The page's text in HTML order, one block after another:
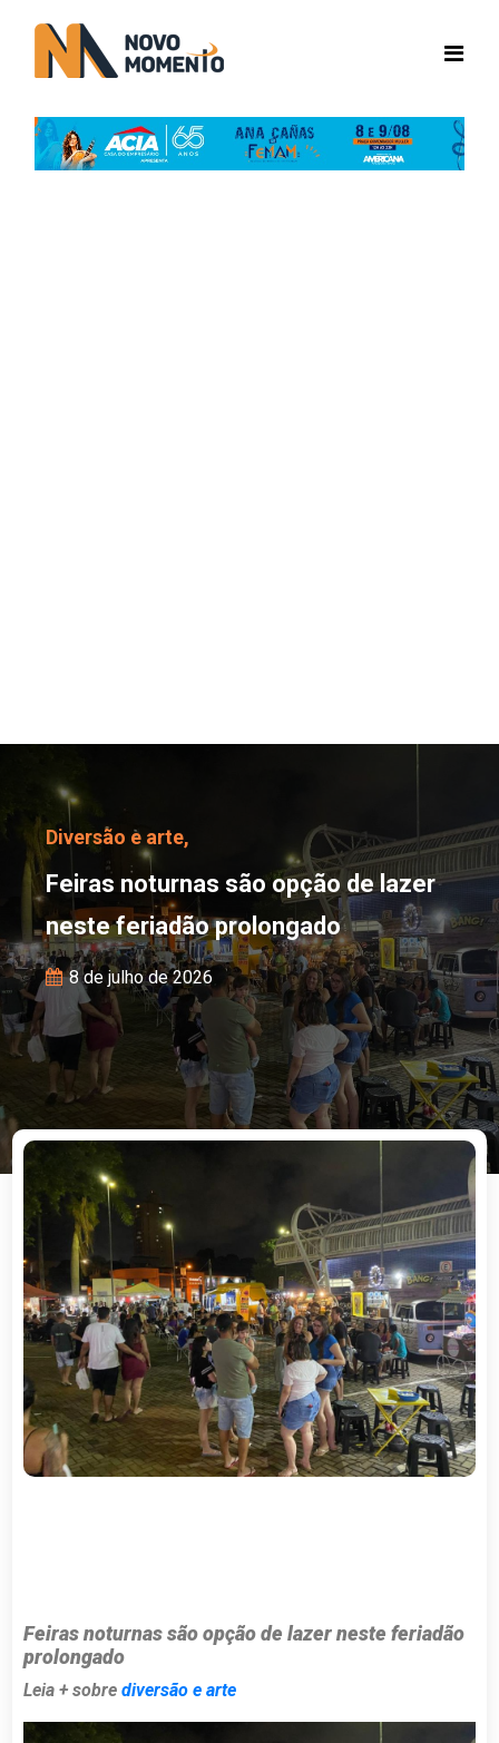
Feiras noturnas são
Diversão e arte,
Feiras noturnas são opção de lazer
neste feriadão prolongado
8 de julho de 2026
Feiras noturnas são opção de lazer neste feriadão
prolongado
Leia + sobrediversão e arte